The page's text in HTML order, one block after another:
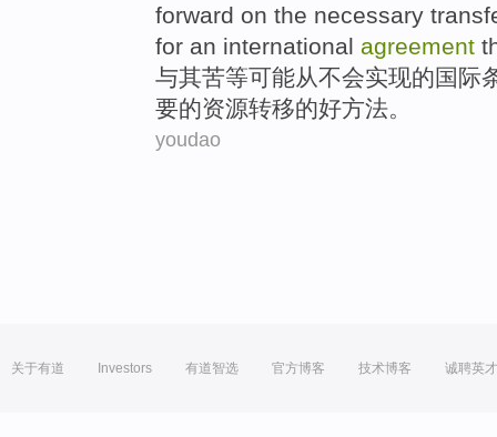
forward on the necessary
for an international agreement
与其苦等可能从不会实现的国际
要的资源转移的好方法。
youdao
关于有道 Investors 有道智选 官方博客 技术博客 诚聘英才